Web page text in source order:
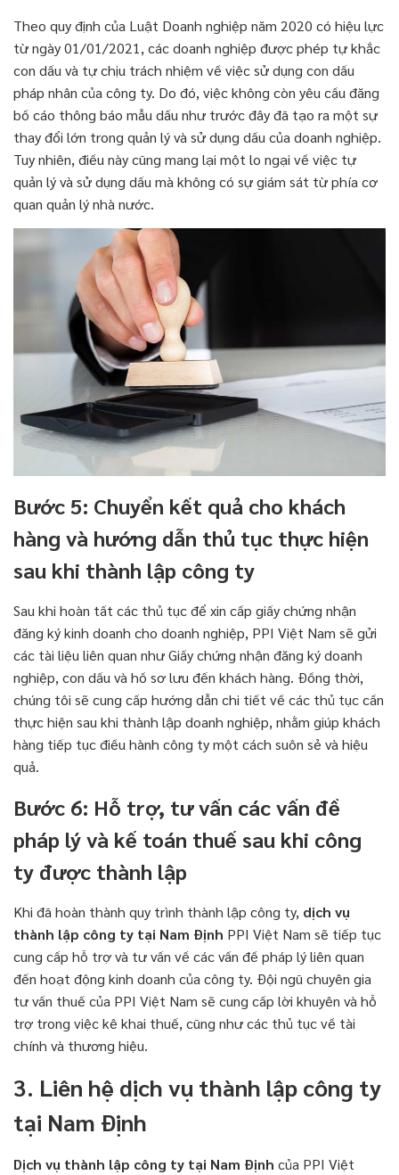
Theo quy định của Luật Doanh nghiệp năm 2020 có hiệu lực
từ ngày 01/01/2021, các doanh nghiệp được phép tự khắc
con dấu và tự chịu trách nhiệm về việc sử dụng con dấu
pháp nhân của công ty. Do đó, việc không còn yêu cầu đăng
bố cáo thông báo mẫu dấu như trước đây đã tạo ra một sự
thay đổi lớn trong quản lý và sử dụng dấu của doanh nghiệp.
Tuy nhiên, điều này cũng mang lại một lo ngại về việc tự
quản lý và sử dụng dấu mà không có sự giám sát từ phía cơ
quan quản lý nhà nước.
Bước 5: Chuyển kết quả cho khách
hàng và hướng dẫn thủ tục thực hiện
sau khi thành lập công ty
Sau khi hoàn tất các thủ tục để xin cấp giấy chứng nhận
đăng ký kinh doanh cho doanh nghiệp, PPI Việt Nam sẽ gửi
các tài liệu liên quan như Giấy chứng nhận đăng ký doanh
nghiệp, con dấu và hồ sơ lưu đến khách hàng. Đồng thời,
chúng tôi sẽ cung cấp hướng dẫn chi tiết về các thủ tục cần
thực hiện sau khi thành lập doanh nghiệp, nhằm giúp khách
hàng tiếp tục điều hành công ty một cách suôn sẻ và hiệu
quả.
Bước 6: Hỗ trợ, tư vấn các vấn đề
pháp lý và kế toán thuế sau khi công
ty được thành lập
Khi đã hoàn thành quy trình thành lập công ty, dịch vụ
thành lập công ty tại Nam Định PPI Việt Nam sẽ tiếp tục
cung cấp hỗ trợ và tư vấn về các vấn đề pháp lý liên quan
đến hoạt động kinh doanh của công ty. Đội ngũ chuyên gia
tư vấn thuế của PPI Việt Nam sẽ cung cấp lời khuyên và hỗ
trợ trong việc kê khai thuế, cũng như các thủ tục về tài
chính và thương hiệu.
3. Liên hệ dịch vụ thành lập công ty
tại Nam Định
Dịch vụ thành lập công ty tại Nam Định của PPI Việt